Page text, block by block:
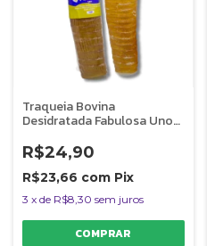
Traqueia Bovina
Desidratada Fabulosa Uno
Para Cães 1 Unidade
AlecrimPet
R$24,90
R$23,66 com Pix
3 x de R$8,30 sem juros